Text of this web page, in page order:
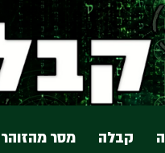
מסר מהזוהר קבלה